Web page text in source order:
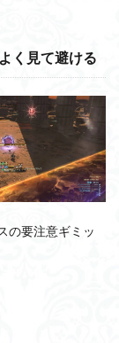
く見て避ける
の要注意ギミッ